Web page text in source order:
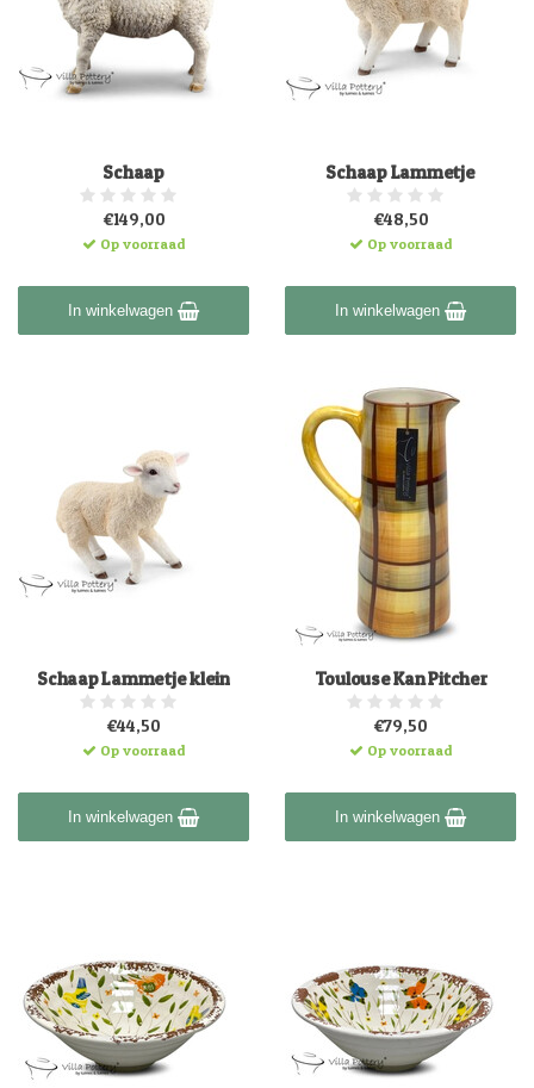
Schaap
€149,00
Op voorraad
In winkelwagen
Schaap Lammetje
€48,50
Op voorraad
In winkelwagen
Schaap Lammetje klein
€44,50
Op voorraad
In winkelwagen
Toulouse Kan Pitcher
€79,50
Op voorraad
In winkelwagen